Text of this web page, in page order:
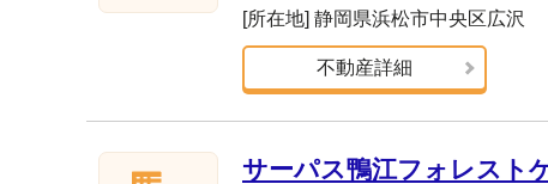
[所在地] 静岡県浜松市中央区広沢
不動産詳細
サーパス鴨江フォレスト